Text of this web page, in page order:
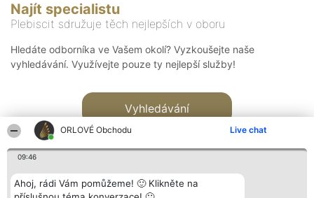
ORLOVÉ Obchodu Live chat
09:46
Ahoj, rádi Vám pomůžeme! 🙂 Klikněte na
Najít specialistu
Plebiscit sdružuje těch nejlepších v oboru
Hledáte odborníka ve Vašem okolí? Vyzkoušejte naše
vyhledávání. Využívejte pouze ty nejlepší služby!
Vyhledávání